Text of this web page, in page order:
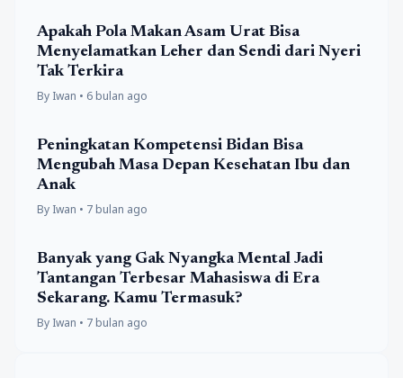
Apakah Pola Makan Asam Urat Bisa
Menyelamatkan Leher dan Sendi dari Nyeri
Tak Terkira
By Iwan • 6 bulan ago
Peningkatan Kompetensi Bidan Bisa
Mengubah Masa Depan Kesehatan Ibu dan
Anak
By Iwan • 7 bulan ago
Banyak yang Gak Nyangka Mental Jadi
Tantangan Terbesar Mahasiswa di Era
Sekarang. Kamu Termasuk?
By Iwan • 7 bulan ago